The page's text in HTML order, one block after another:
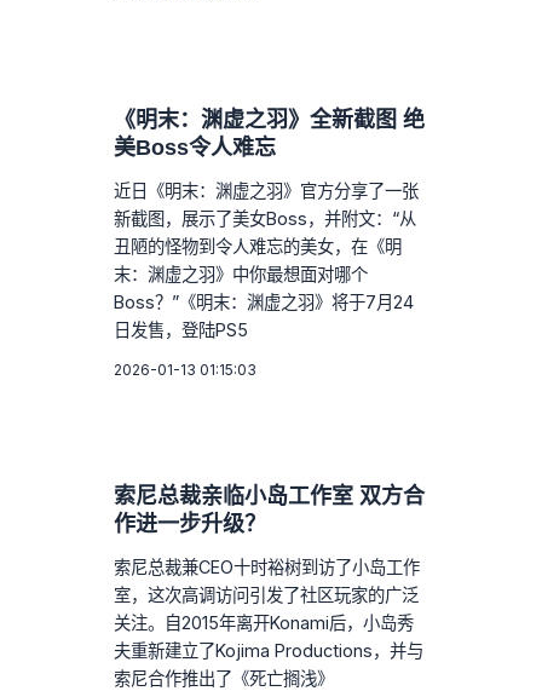
《明末：渊虚之羽》全新截图 绝
美Boss令人难忘
近日《明末：渊虚之羽》官方分享了一张
新截图，展示了美女Boss，并附文：“从
丑陋的怪物到令人难忘的美女，在《明
末：渊虚之羽》中你最想面对哪个
Boss？”《明末：渊虚之羽》将于7月24
日发售，登陆PS5
2026-01-13 01:15:03
索尼总裁亲临小岛工作室 双方合
作进一步升级？
索尼总裁兼CEO十时裕树到访了小岛工作
室，这次高调访问引发了社区玩家的广泛
关注。自2015年离开Konami后，小岛秀
夫重新建立了Kojima Productions，并与
索尼合作推出了《死亡搁浅》